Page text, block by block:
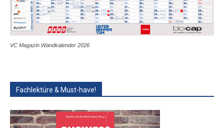
VC Magazin Wandkalender 2026
Fachlektüre & Must-have!